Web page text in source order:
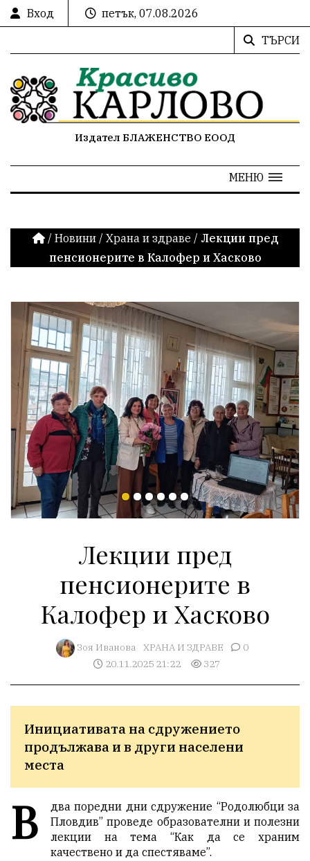
Вход
петък, 07.08.2026
ТЪРСИ
Издател БЛАЖЕНСТВО ЕООД
МЕНЮ
/ Новини / Храна и здраве / Лекции пред
пенсионерите в Калофер и Хасково
Лекции пред
пенсионерите в
Калофер и Хасково
Зоя Иванова ХРАНА И ЗДРАВЕ
0
20.11.2025 21:22
327
Инициативата на сдружението
продължава и в други населени
места
В
два поредни дни сдружение “Родолюбци за
Пловдив” проведе образователни и полезни
лекции на тема “Как да се храним
качествено и да спестяваме”.